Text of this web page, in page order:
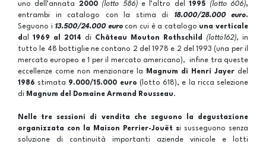
uno dell’annata 2000 (lotto 586) e l’altro del1995 (lotto 606),
entrambi in catalogo con la stima
di 18.000/28.000 euro.
Seguono i 13.500/24.000 euro con cui è a catalogo una verticale
d al 1969 al 2014 di Château Mouton Rothschild (lotto162), in
tutto le 48 bottiglie ne contano 2 del 1978 e 2 del 1993 (una per il
mercato europeo e 1 per il mercato americano), infine tra queste
eccellenze come non menzionare la
Magnum di Henri Jayer del
1986stimata 9.000/15.000 euro (lotto 618), e la ricca selezione
di Magnum del Domaine Armand Rousseau.
Nelle tre sessioni di vendita che seguono la degustazione
organizzata con la Maison Perrier-Jouët si susseguono senza
soluzione di continuità importanti aziende vinicole e lotti